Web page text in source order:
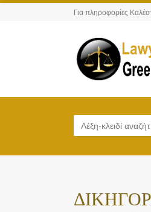
Για πληροφορίες